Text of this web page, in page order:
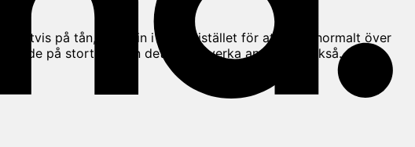
på tån, växer in i huden istället för att växa normalt över
på stortån, men det kan påverka andra tår också. Om du